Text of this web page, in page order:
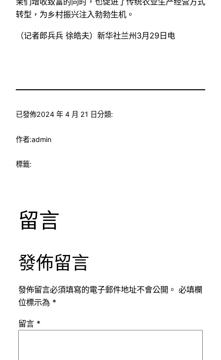
转型，为乡村振兴注入勃勃生机。
（记者郎兵兵 徐皓夫）新华社兰州3月29日电
已發佈2024 年 4 月 21 日分類:
作者:admin
標籤:
留言
發佈留言
發佈留言必須填寫的電子郵件地址不會公開。 必填欄
位標示為 *
留言 *